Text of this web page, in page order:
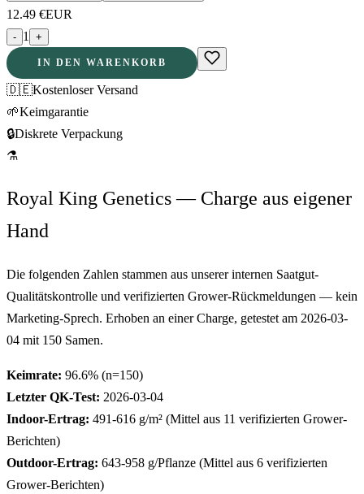
12.49 €EUR
- 1 +
IN DEN WARENKORB
🇩🇪Kostenloser Versand
🌱Keimgarantie
🔒Diskrete Verpackung
⚗
Royal King Genetics — Charge aus eigener
Hand
Die folgenden Zahlen stammen aus unserer internen Saatgut-
Qualitätskontrolle und verifizierten Grower-Rückmeldungen — kein
Marketing-Sprech. Erhoben an einer Charge, getestet am 2026-03-
04 mit 150 Samen.
Keimrate: 96.6% (n=150)
Letzter QK-Test: 2026-03-04
Indoor-Ertrag: 491-616 g/m² (Mittel aus 11 verifizierten Grower-
Berichten)
Outdoor-Ertrag: 643-958 g/Pflanze (Mittel aus 6 verifizierten
Grower-Berichten)